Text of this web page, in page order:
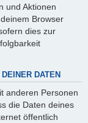
und Aktionen
Browser
dies zur
DATEN
anderen Personen
die Daten deines
öffentlich